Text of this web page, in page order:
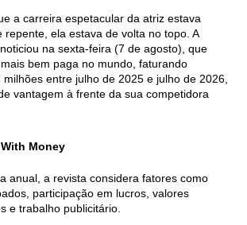
a carreira espetacular da atriz estava
repente, ela estava de volta no topo. A
na sexta-feira (7 de agosto), que
bem paga no mundo, faturando
entre julho de 2025 e julho de 2026,
vantagem à frente da sua competidora
Money
anual, a revista considera fatores como
participação em lucros, valores
e trabalho publicitário.